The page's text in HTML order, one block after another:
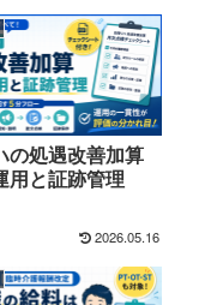
の処遇改善加算
用と証跡管理
2026.05.16